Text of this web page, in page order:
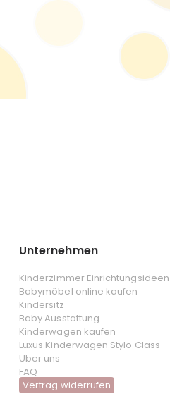
Unternehmen
Kinderzimmer Einrichtungsideen
Babymöbel online kaufen
Kindersitz
Baby Ausstattung
Kinderwagen kaufen
Luxus Kinderwagen Stylo Class
Über uns
FAQ
Vertrag widerrufen